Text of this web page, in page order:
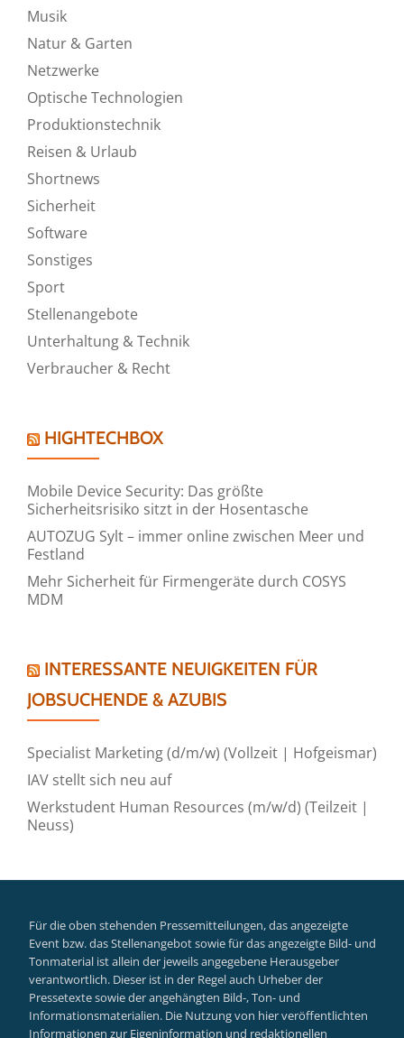
Musik
Natur & Garten
Netzwerke
Optische Technologien
Produktionstechnik
Reisen & Urlaub
Shortnews
Sicherheit
Software
Sonstiges
Sport
Stellenangebote
Unterhaltung & Technik
Verbraucher & Recht
HIGHTECHBOX
Mobile Device Security: Das größte
Sicherheitsrisiko sitzt in der Hosentasche
AUTOZUG Sylt – immer online zwischen Meer und
Festland
Mehr Sicherheit für Firmengeräte durch COSYS
MDM
INTERESSANTE NEUIGKEITEN FÜR
JOBSUCHENDE & AZUBIS
Specialist Marketing (d/m/w) (Vollzeit | Hofgeismar)
IAV stellt sich neu auf
Werkstudent Human Resources (m/w/d) (Teilzeit |
Neuss)
Für die oben stehenden Pressemitteilungen, das angezeigte
Event bzw. das Stellenangebot sowie für das angezeigte Bild- und
Tonmaterial ist allein der jeweils angegebene Herausgeber
verantwortlich. Dieser ist in der Regel auch Urheber der
Pressetexte sowie der angehängten Bild-, Ton- und
Informationsmaterialien. Die Nutzung von hier veröffentlichten
Informationen zur Eigeninformation und redaktionellen